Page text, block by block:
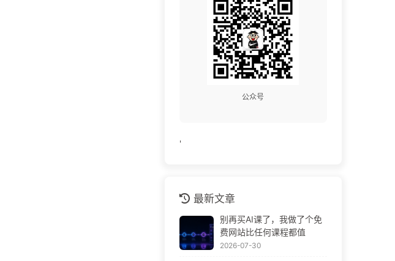
公众号
'
最新文章
别再买AI课了，我做了个免
费网站比任何课程都值
2026-07-30